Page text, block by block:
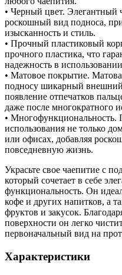
• Черный цвет. Элегантный
роскошный вид подноса,
изысканность и стиль.
• Прочный пластиковый
прочного пластика, что
надежность в
• Матовое покрытие.
подносу шикарный
появление отпечатков
даже после многократного
• Многофункциональность.
использования не только
или офисах, добавляя
повседневную жизнь.
Украсьте свое чаепитие с
который сочетает в себе
функциональность. Он
кофе и других напитков, а
фруктов и закусок.
поверхности он легко
первоначальный вид на
Характеристики